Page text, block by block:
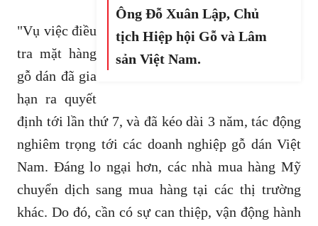
Ông Đỗ Xuân Lập, Chủ
tịch Hiệp hội Gỗ và Lâm
sản Việt Nam.
"Vụ việc điều
tra mặt hàng
gỗ dán đã gia
hạn ra quyết
định tới lần thứ 7, và đã kéo dài 3 năm, tác động
nghiêm trọng tới các doanh nghiệp gỗ dán Việt
Nam. Đáng lo ngại hơn, các nhà mua hàng Mỹ
chuyển dịch sang mua hàng tại các thị trường
khác. Do đó, cần có sự can thiệp, vận động hành